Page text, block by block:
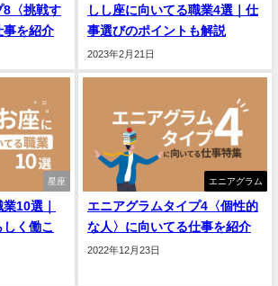
8〈挑戦す
事を紹介
しし座に向いてる職業4選｜仕
事選びのポイントも解説
2023年2月21日
星座
10選｜
く働こ
エニアグラム
エニアグラムタイプ4〈個性的
な人〉に向いてる仕事を紹介
2022年12月23日